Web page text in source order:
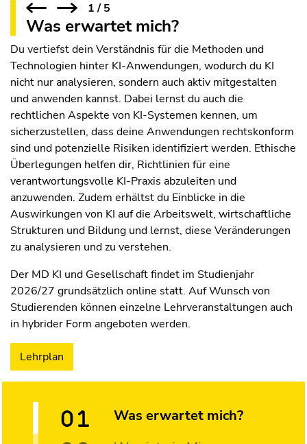
1/5
Was erwartet mich?
Du vertiefst dein Verständnis für die Methoden und
Technologien hinter KI-Anwendungen, wodurch du KI
nicht nur analysieren, sondern auch aktiv mitgestalten
und anwenden kannst. Dabei lernst du auch die
rechtlichen Aspekte von KI-Systemen kennen, um
sicherzustellen, dass deine Anwendungen rechtskonform
sind und potenzielle Risiken identifiziert werden. Ethische
Überlegungen helfen dir, Richtlinien für eine
verantwortungsvolle KI-Praxis abzuleiten und
anzuwenden. Zudem erhältst du Einblicke in die
Auswirkungen von KI auf die Arbeitswelt, wirtschaftliche
Strukturen und Bildung und lernst, diese Veränderungen
zu analysieren und zu verstehen.
Der MD KI und Gesellschaft findet im Studienjahr
2026/27 grundsätzlich online statt. Auf Wunsch von
Studierenden können einzelne Lehrveranstaltungen auch
in hybrider Form angeboten werden.
Lehrplan
Was erwartet mich?